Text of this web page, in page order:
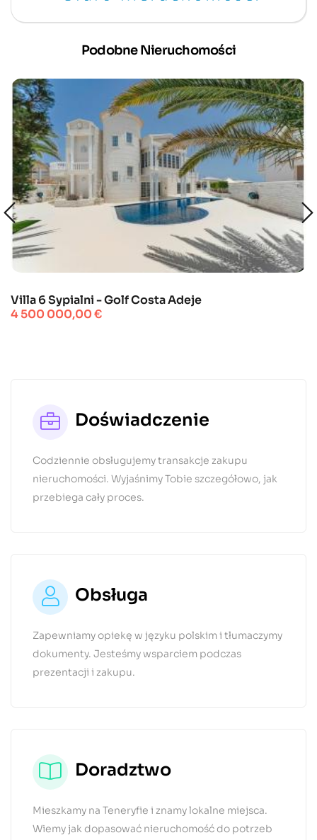
Podobne Nieruchomości
Villa 6 Sypialni - Golf Costa Adeje
Cena
4 500 000,00 €
Doświadczenie
Codziennie obsługujemy transakcje zakupu
nieruchomości. Wyjaśnimy Tobie szczegółowo, jak
przebiega cały proces.
Obsługa
Zapewniamy opiekę w języku polskim i tłumaczymy
dokumenty. Jesteśmy wsparciem podczas
prezentacji i zakupu.
Doradztwo
Mieszkamy na Teneryfie i znamy lokalne miejsca.
Wiemy jak dopasować nieruchomość do potrzeb